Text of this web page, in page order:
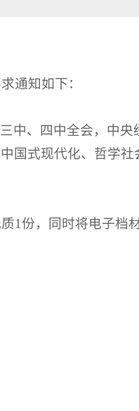
通知如下：
中、四中全会，中
国式现代化、哲学
1份，同时将电子档